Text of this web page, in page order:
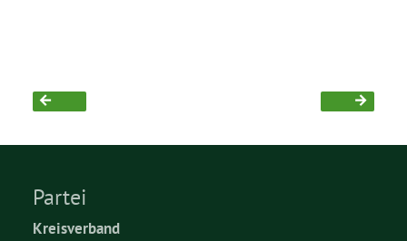
Partei
Kreisverband